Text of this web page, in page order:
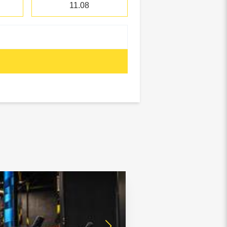
Росприроднадзор,
11.08